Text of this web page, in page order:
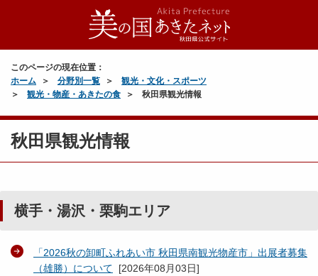
このページの現在位置：
ホーム
分野別一覧
観光・文化・スポーツ
観光・物産・あきたの食
秋田県観光情報
秋田県観光情報
横手・湯沢・栗駒エリア
「2026秋の卸町ふれあい市 秋田県南観光物産市」出展者募集
（雄勝）について [2026年08月03日]